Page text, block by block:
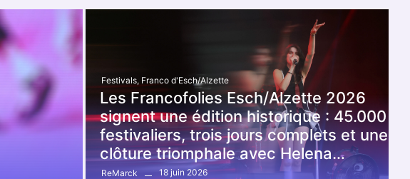
Festivals, Franco d'Esch/Alzette
Les Francofolies Esch/Alzette 2026
signent une édition historique : 45.000
festivaliers, trois jours complets et une
clôture triomphale avec Helena…
ReMarck 18 juin 2026